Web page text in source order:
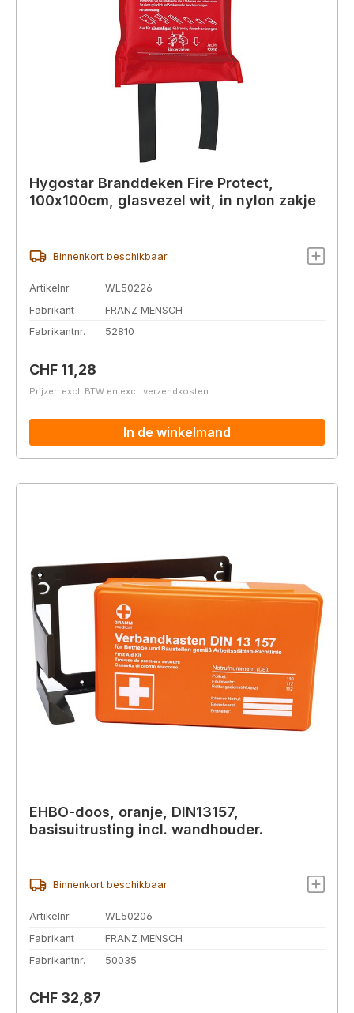
Hygostar Branddeken Fire Protect,
100x100cm, glasvezel wit, in nylon zakje
Binnenkort beschikbaar
Artikelnr.
WL50226
Fabrikant
FRANZ MENSCH
Fabrikantnr.
52810
Normale prijs:
CHF 11,28
Prijzen excl. BTW en excl. verzendkosten
In de winkelmand
EHBO-doos, oranje, DIN13157,
basisuitrusting incl. wandhouder.
Binnenkort beschikbaar
Artikelnr.
WL50206
Fabrikant
FRANZ MENSCH
Fabrikantnr.
50035
Normale prijs:
CHF 32,87